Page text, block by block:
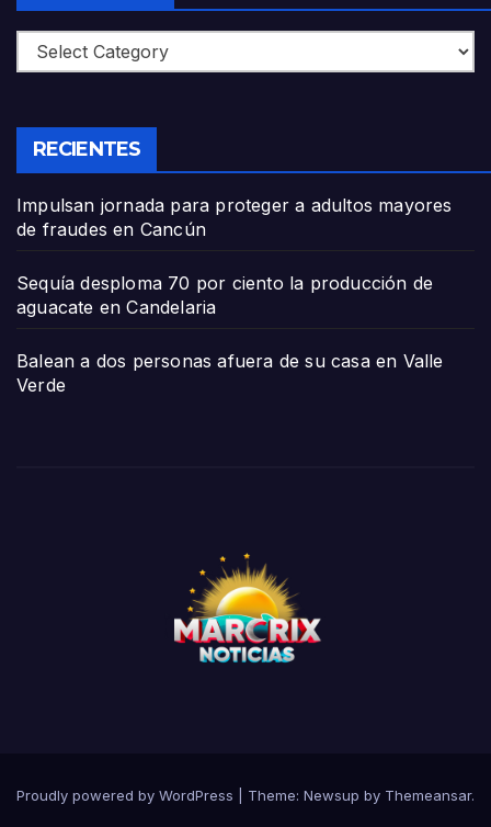
Categories
RECIENTES
Impulsan jornada para proteger a adultos mayores
de fraudes en Cancún
Sequía desploma 70 por ciento la producción de
aguacate en Candelaria
Balean a dos personas afuera de su casa en Valle
Verde
Proudly powered by WordPress Theme: Newsup by Themeansar.